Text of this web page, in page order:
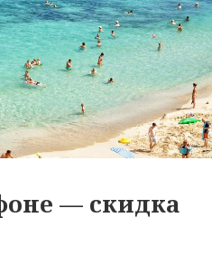
— скидка